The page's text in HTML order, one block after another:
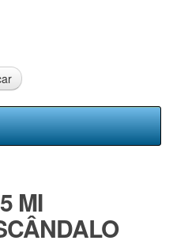
MI